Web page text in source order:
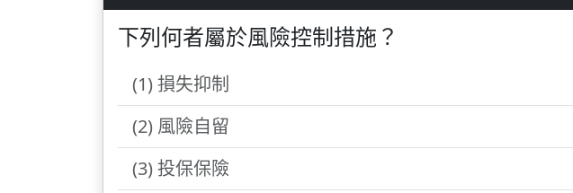
下列何者屬於風險控制措施？
(1) 損失抑制
(2) 風險自留
(3) 投保保險